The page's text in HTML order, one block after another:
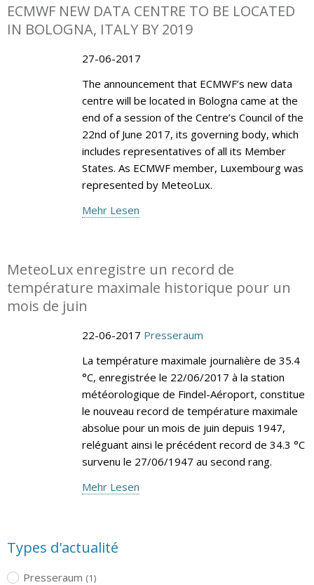
ECMWF NEW DATA CENTRE TO BE LOCATED
IN BOLOGNA, ITALY BY 2019
27-06-2017
The announcement that ECMWF’s new data
centre will be located in Bologna came at the
end of a session of the Centre’s Council of the
22nd of June 2017, its governing body, which
includes representatives of all its Member
States. As ECMWF member, Luxembourg was
represented by MeteoLux.
Mehr Lesen
MeteoLux enregistre un record de
température maximale historique pour un
mois de juin
22-06-2017 Presseraum
La température maximale journalière de 35.4
°C, enregistrée le 22/06/2017 à la station
météorologique de Findel-Aéroport, constitue
le nouveau record de température maximale
absolue pour un mois de juin depuis 1947,
reléguant ainsi le précédent record de 34.3 °C
survenu le 27/06/1947 au second rang.
Mehr Lesen
Types d'actualité
Presseraum (1)